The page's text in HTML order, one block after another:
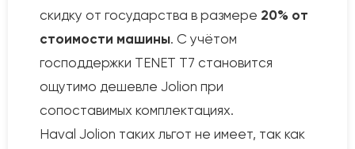
скидку от государства в размере 20% от
стоимости машины. С учётом
господдержки TENET T7 становится
ощутимо дешевле Jolion при
сопоставимых комплектациях.
Haval Jolion таких льгот не имеет, так как